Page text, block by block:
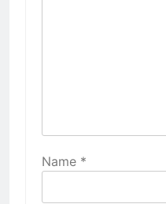
Name *